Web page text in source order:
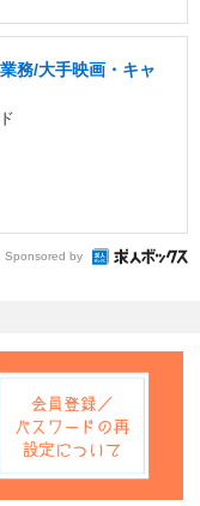
務/大手映画・キャ
Sponsored by